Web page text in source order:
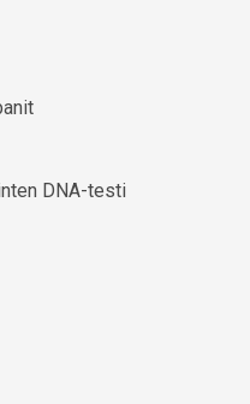
DNA-testi